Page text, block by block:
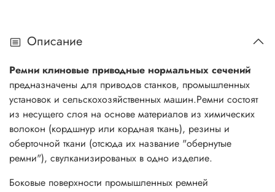
Описание
Ремни клиновые приводные нормальных сечений
предназначены для приводов станков, промышленных
установок и сельскохозяйственных машин.Ремни состоят
из несущего слоя на основе материалов из химических
волокон (кордшнур или кордная ткань), резины и
оберточной ткани (отсюда их название "обернутые
ремни"), cвулканизированых в одно изделие.
Боковые поверхности промышленных ремней